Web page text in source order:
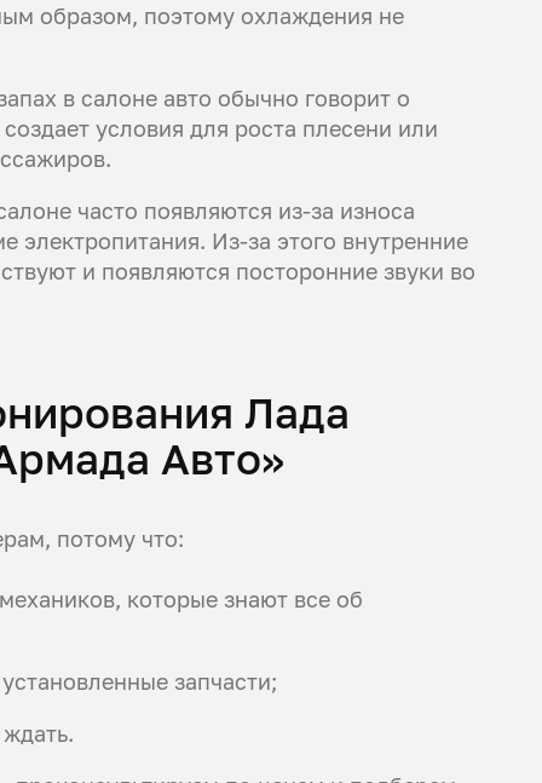
образом, поэтому охлаждения не
в салоне авто обычно говорит о
условия для роста плесени или
часто появляются из-за износа
электропитания. Из-за этого внутренние
и появляются посторонние звуки во
Лада
Авто»
потому что:
которые знают все об
запчасти;